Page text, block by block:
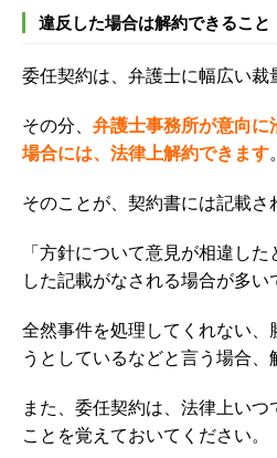
違反した場合は解約できること
委任契約は、弁護士に幅広い裁
その分、 弁護士事務所が意向に
場合には、法律上解約できます。
そのことが、契約書には記載さ
「方針について意見が相違し
した記載がなされる場合が多い
全然事件を処理してくれない、
うとしているなどと言う場合、
また、委任契約は、法律上いつ
ことを覚えておいてください。